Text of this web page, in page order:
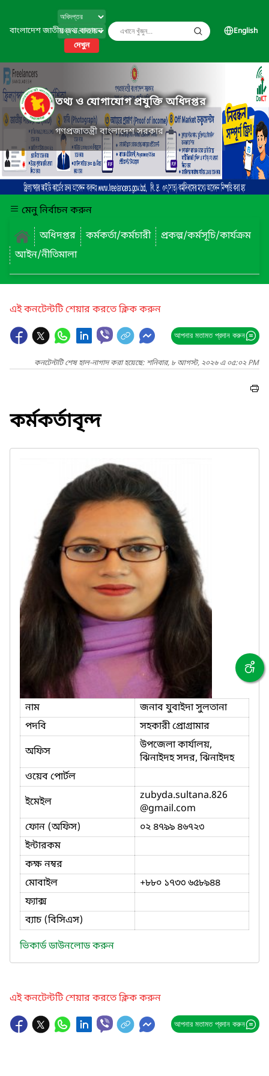
বাংলাদেশ জাতীয় তথ্য বাতায়ন
দেখুন
English
তথ্য ও যোগাযোগ প্রযুক্তি অধিদপ্তর
গণপ্রজাতন্ত্রী বাংলাদেশ সরকার
মেনু নির্বাচন করুন
অধিদপ্তর
কর্মকর্তা/কর্মচারী
প্রকল্প/কর্মসূচি/কার্যক্রম
আইন/নীতিমালা
এই কনটেন্টটি শেয়ার করতে ক্লিক করুন
আপনার মতামত প্রদান করুন
কনটেন্টটি শেষ হাল-নাগাদ করা হয়েছে: শনিবার, ৮ আগস্ট, ২০২৬ এ ০৫:০২ PM
কর্মকর্তাবৃন্দ
নাম
জনাব যুবাইদা সুলতানা
পদবি
সহকারী প্রোগ্রামার
অফিস
উপজেলা কার্যালয়,
ঝিনাইদহ সদর, ঝিনাইদহ
ওয়েব পোর্টল
ইমেইল
zubyda.sultana.826
@gmail.com
ফোন (অফিস)
০২ ৪৭৯৯ ৪৬৭২৩
ইন্টারকম
কক্ষ নম্বর
মোবাইল
+৮৮০ ১৭৩৩ ৬৫৮৯৪৪
ফ্যাক্স
ব্যাচ (বিসিএস)
ভিকার্ড ডাউনলোড করুন
এই কনটেন্টটি শেয়ার করতে ক্লিক করুন
আপনার মতামত প্রদান করুন